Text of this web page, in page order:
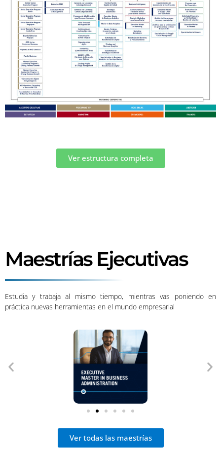
Ver estructura completa
Maestrías Ejecutivas
Estudia y trabaja al mismo tiempo, mientras vas poniendo en
práctica nuevas herramientas en el mundo empresarial
Ver todas las maestrías